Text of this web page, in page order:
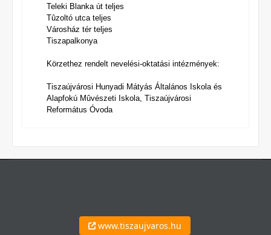
Teleki Blanka út teljes
Tûzoltó utca teljes
Városház tér teljes
Tiszapalkonya
Körzethez rendelt nevelési-oktatási intézmények:
Tiszaújvárosi Hunyadi Mátyás Általános Iskola és
Alapfokú Mûvészeti Iskola, Tiszaújvárosi
Református Óvoda
www.tiszaujvaros.hu